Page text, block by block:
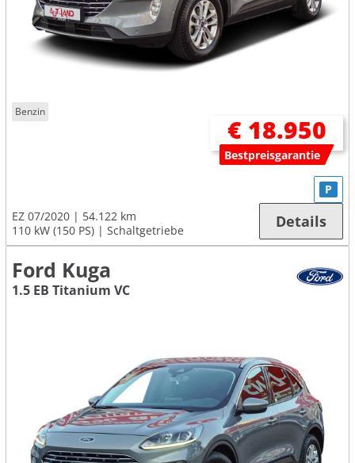
Benzin
€ 18.950
Bestpreisgarantie
EZ 07/2020
54.122 km
110 kW (150 PS)
Schaltgetriebe
P
Details
Ford Kuga
1.5 EB Titanium VC